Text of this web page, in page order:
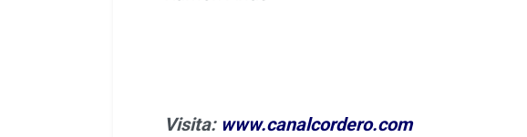
Visita: www.canalcordero.com